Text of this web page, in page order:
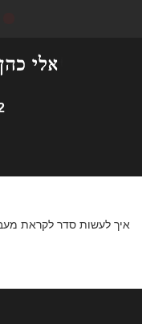
איך לעשות סדר לקראת